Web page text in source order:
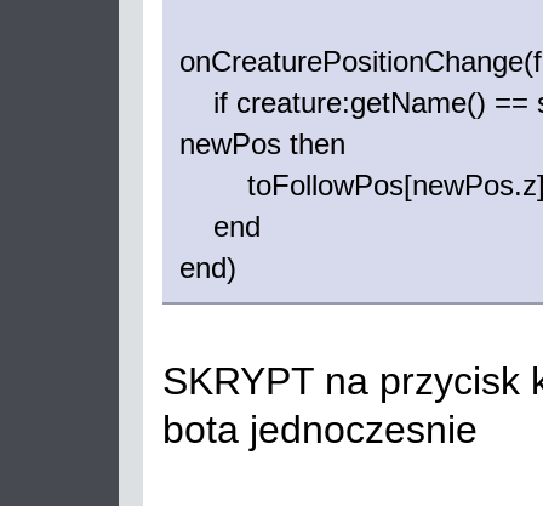
if creature:getName() ==
newPos then
toFollowPos[newPos.z]
end
end)
SKRYPT na przycisk
bota jednoczesnie